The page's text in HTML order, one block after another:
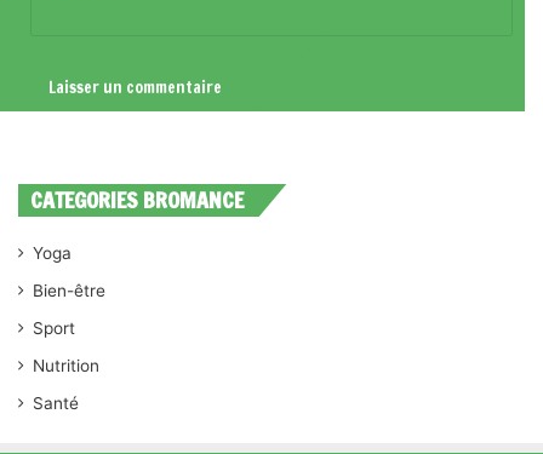
CATEGORIES BROMANCE
Yoga
Bien-être
Sport
Nutrition
Santé